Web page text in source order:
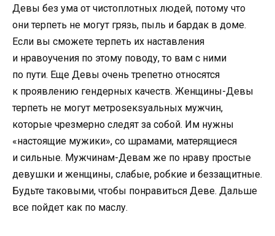
Девы без ума от чистоплотных людей, потому что
они терпеть не могут грязь, пыль и бардак в доме.
Если вы сможете терпеть их наставления
и нравоучения по этому поводу, то вам с ними
по пути. Еще Девы очень трепетно относятся
к проявлению гендерных качеств. Женщины-Девы
терпеть не могут метроsекsуальных мужчин,
которые чрезмерно следят за собой. Им нужны
«настоящие мужики», со шрамами, матерящиеся
и сильные. Мужчинам-Девам же по нраву простые
девушки и женщины, слабые, робкие и беззащитные.
Будьте таковыми, чтобы понравиться Деве. Дальше
все пойдет как по маслу.